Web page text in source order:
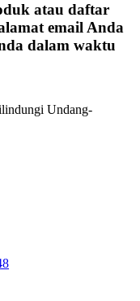
atau daftar
email Anda
dalam waktu
Undang-